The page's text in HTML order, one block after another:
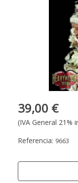
39,00 €
(IVA General 21%
Referencia: 9663